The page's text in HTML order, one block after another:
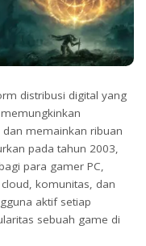
distribusi digital yang
memainkan ribuan
pada tahun 2003,
para gamer PC,
komunitas, dan
aktif setiap
sebuah game di